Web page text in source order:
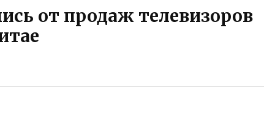
от продаж телевизоров